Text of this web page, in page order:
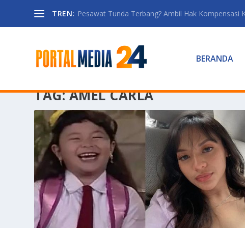
TREN: Pesawat Tunda Terbang? Ambil Hak Kompensasi
BERANDA
TAG:AMEL CARLA